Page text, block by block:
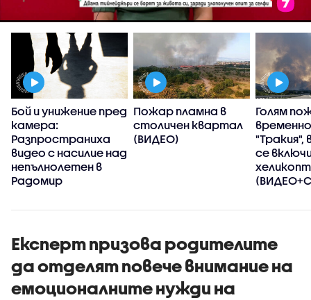
Бой и унижение пред
камера:
Разпространиха
видео с насилие над
непълнолетен в
Радомир
Пожар пламна в
столичен квартал
(ВИДЕО)
Голям
"Тракия",
се
Експерт призова родителите
да отделят повече внимание на
емоционалните нужди на